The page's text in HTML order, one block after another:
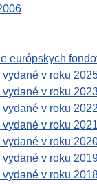
európskych
v roku
v roku
v roku 2022
v roku
v roku
v roku
v roku